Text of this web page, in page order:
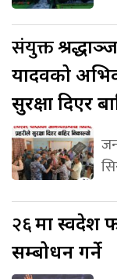
संयुक्त
यादवको
सुरक्षा दिएर
२६मा स्वदेश
सम्बोधन गर्ने